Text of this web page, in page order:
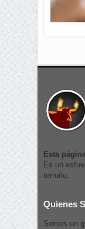
Esta
Es un
terruño.
Quienes
Somos un